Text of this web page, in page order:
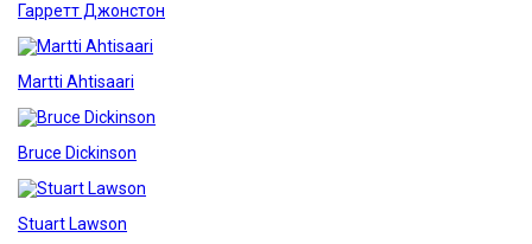
Гарретт Джонстон
Martti Ahtisaari
Bruce Dickinson
Stuart Lawson